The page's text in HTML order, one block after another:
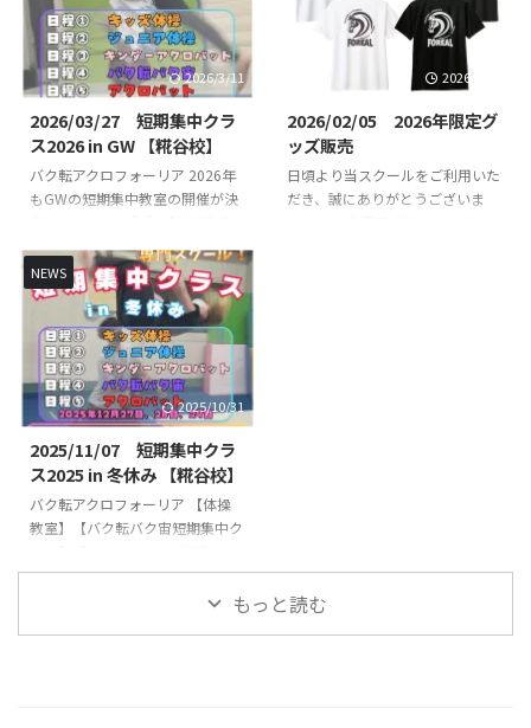
たいお子様やできるようになりた
い技など基礎基本から競技レベル
の技まで練習していきます👌 初
心者未経験の方でもスタッフが丁
は、全日本大会出場経験のある先
生が直接指導いたします👨‍🏫 短
期集中クラス概要 日時・日程 日
程１（キッズ体操） ①8月12日
い。 FOREAL京急蒲田校 COZY蒲
田校 （定期レッスン） COZY蒲
田校のレッスンスケジュールや開
講クラスはこちらからご確認くだ
川崎校 （定期レッスン）
SHOWBUZZ川崎校のレッスンス
ケジュールや開講クラスはこちら
からご確認ください。 ...
2026/3/11
2026/03/27 短期集中クラ
ス2026 in GW 【糀谷校】
バク転アクロフォーリア 2026年
もGWの短期集中教室の開催が決
短期集中クラス】【バク転バク宙
短期集中クラス】【アクロバット
短期集中クラス】を開講いたしま
す！バク転を出来るようになりた
いお子様やできるようになりたい
技など基礎基本から競技レベルの
技まで練習していきます👌 初心
者未経験の方でもスタッフが丁寧
全日本大会出場経験のある先生が
直接指導いたします👨‍🏫 短期集
中クラス概要 日時・日程 日程１
（キッズ体操） ①5月4日
2026/2/19
2026/02/05 2026年限定グ
ッズ販売
日頃より当スクールをご利用いた
だき、誠にありがとうございま
NEWS
2025/10/31
2025/11/07 短期集中クラ
ス2025 in 冬休み 【糀谷校】
バク転アクロフォーリア 【体操
教室】【バク転バク宙短期集中ク
ラス】を開講いたします！バク転
を出来るようになりたいお子様やもっと読む